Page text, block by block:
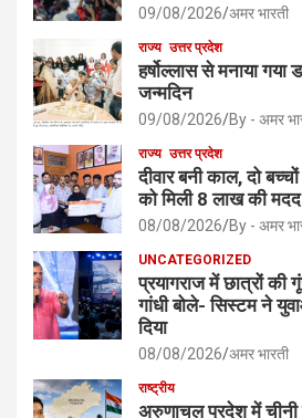
09/08/2026 अमर भारती
राज्य उत्तर प्रदेश
हर्षोल्लास से मनाया गया
जन्मदिन
09/08/2026 By - अमर
राज्य उत्तर प्रदेश
दीवार बनी काल, दो
को मिली 8 लाख की मदद
08/08/2026 By - अमर
UNCATEGORIZED
प्रयागराज में छात्रों की
गांधी बोले- सिस्टम ने
दिया
08/08/2026 अमर भारती
राष्ट्रीय
अरुणाचल प्रदेश में